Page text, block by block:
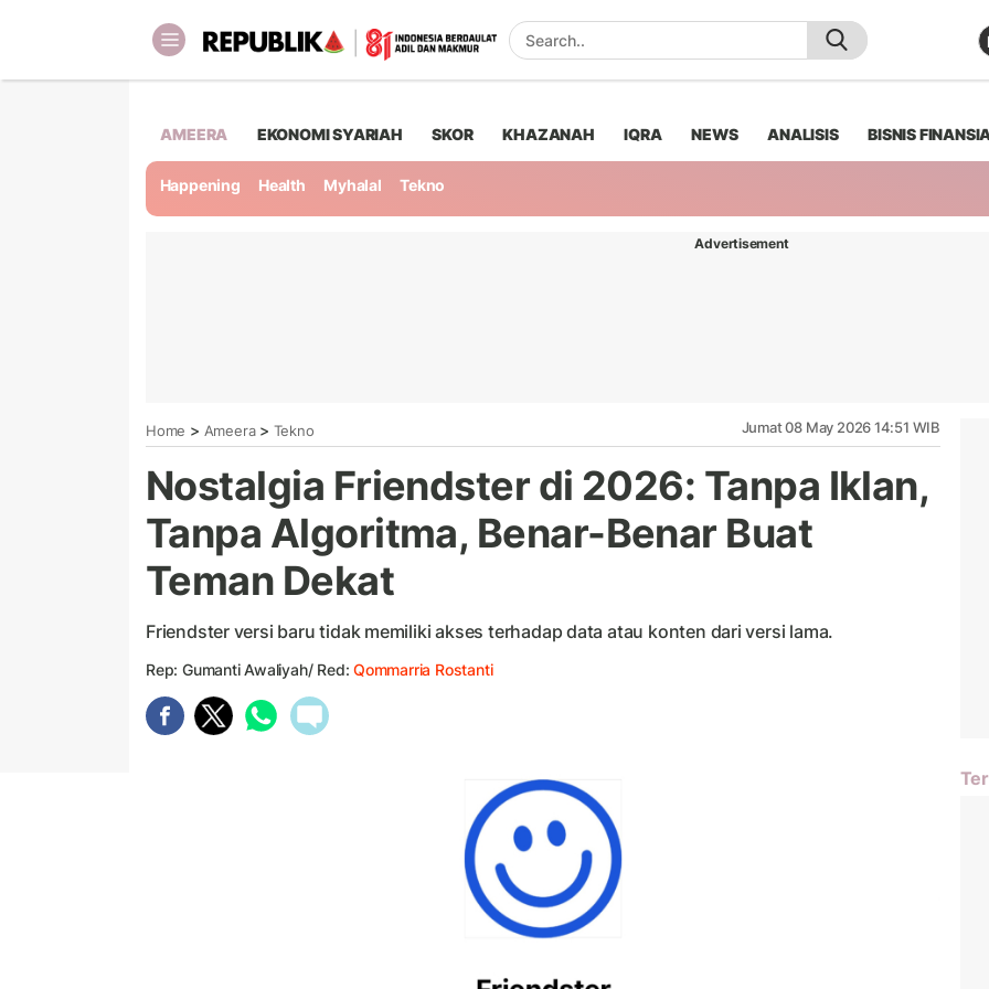
AMEERA EKONOMI SYARIAH SKOR KHAZANAH IQRA NEWS ANALISIS BISNIS
Happening Health Myhalal Tekno
Advertisement
Home > Ameera> Tekno Jumat 08 May 2026 14:51 WIB
Nostalgia Friendster di 2026: Tanpa Iklan,
Tanpa Algoritma, Benar-Benar Buat
Teman Dekat
Friendster versi baru tidak memiliki akses terhadap data atau konten dari versi lama.
Rep: Gumanti Awaliyah/ Red:Qommarria Rostanti